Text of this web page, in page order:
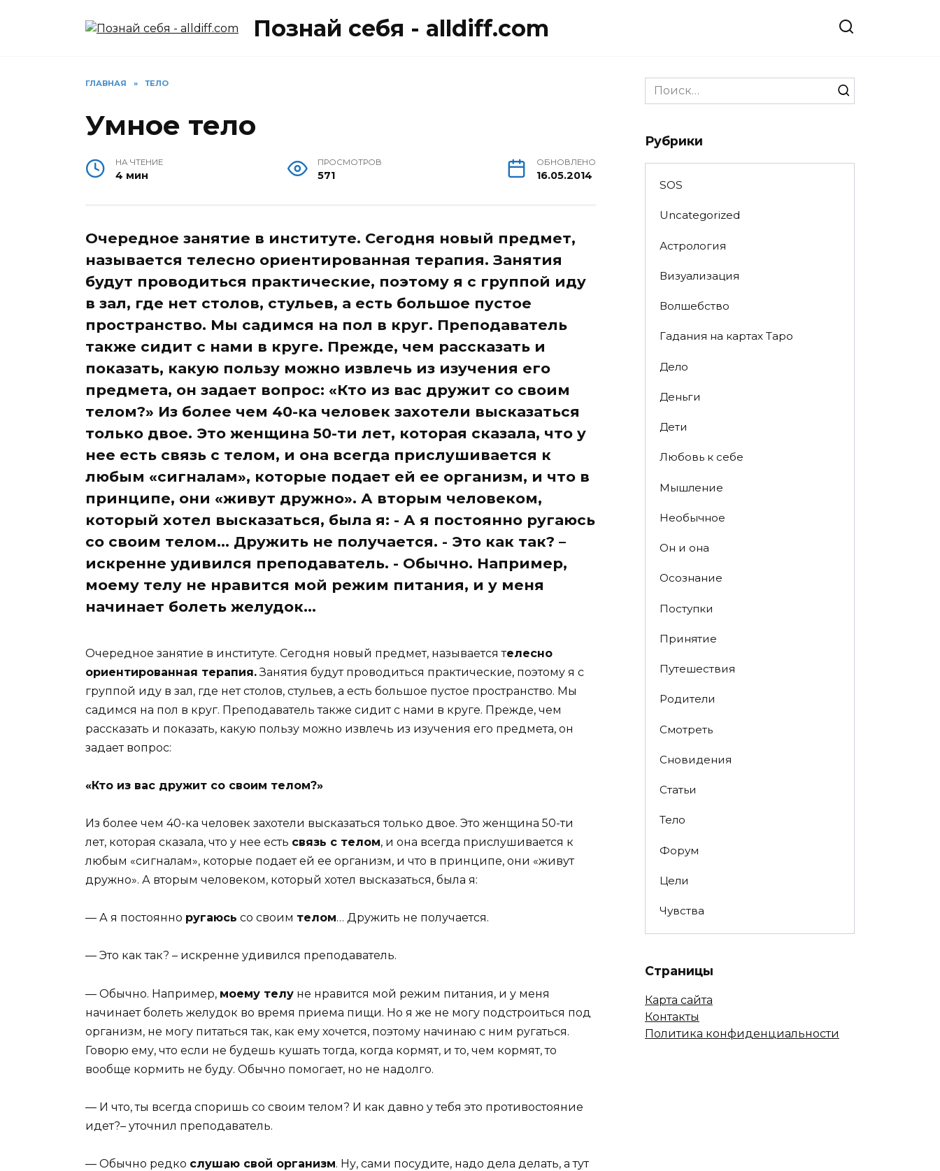
Познай себя - alldiff.com
ГЛАВНАЯ » ТЕЛО
Умное тело
НА ЧТЕНИЕ
4 мин
ПРОСМОТРОВ
571
ОБНОВЛЕНО
16.05.2014
Очередное занятие в институте. Сегодня новый предмет,
называется телесно ориентированная терапия. Занятия
будут проводиться практические, поэтому я с группой иду
в зал, где нет столов, стульев, а есть большое пустое
пространство. Мы садимся на пол в круг. Преподаватель
также сидит с нами в круге. Прежде, чем рассказать и
показать, какую пользу можно извлечь из изучения его
предмета, он задает вопрос: «Кто из вас дружит со своим
телом?» Из более чем 40-ка человек захотели высказаться
только двое. Это женщина 50-ти лет, которая сказала, что у
нее есть связь с телом, и она всегда прислушивается к
любым «сигналам», которые подает ей ее организм, и что в
принципе, они «живут дружно». А вторым человеком,
который хотел высказаться, была я: - А я постоянно ругаюсь
со своим телом… Дружить не получается. - Это как так? –
искренне удивился преподаватель. - Обычно. Например,
моему телу не нравится мой режим питания, и у меня
начинает болеть желудок...
Очередное занятие в институте. Сегодня новый предмет, называется телесно
ориентированная терапия.Занятия будут проводиться практические, поэтому я с
группой иду в зал, где нет столов, стульев, а есть большое пустое пространство. Мы
садимся на пол в круг. Преподаватель также сидит с нами в круге. Прежде, чем
рассказать и показать, какую пользу можно извлечь из изучения его предмета, он
задает вопрос:
«Кто из вас дружит со своим телом?»
Из более чем 40-ка человек захотели высказаться только двое. Это женщина 50-ти
лет, которая сказала, что у нее есть связь с телом, и она всегда прислушивается к
любым «сигналам», которые подает ей ее организм, и что в принципе, они «живут
дружно». А вторым человеком, который хотел высказаться, была я:
— А я постоянно ругаюсь со своим телом… Дружить не получается.
— Это как так? – искренне удивился преподаватель.
— Обычно. Например, моему телу не нравится мой режим питания, и у меня
начинает болеть желудок во время приема пищи. Но я же не могу подстроиться под
организм, не могу питаться так, как ему хочется, поэтому начинаю с ним ругаться.
Говорю ему, что если не будешь кушать тогда, когда кормят, и то, чем кормят, то
вообще кормить не буду. Обычно помогает, но не надолго.
— И что, ты всегда споришь со своим телом? И как давно у тебя это противостояние
идет?– уточнил преподаватель.
— Обычно редко слушаю свой организм. Ну, сами посудите, надо дела делать, а тут
Search
for:
Рубрики
SOS
Uncategorized
Астрология
Визуализация
Волшебство
Гадания на картах Таро
Дело
Деньги
Дети
Любовь к себе
Мышление
Необычное
Он и она
Осознание
Поступки
Принятие
Путешествия
Родители
Смотреть
Сновидения
Статьи
Тело
Форум
Цели
Чувства
Страницы
Карта сайта
Контакты
Политика конфиденциальности